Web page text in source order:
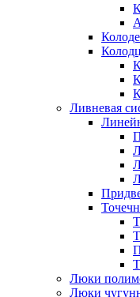
Ливневая
Люки
Люки